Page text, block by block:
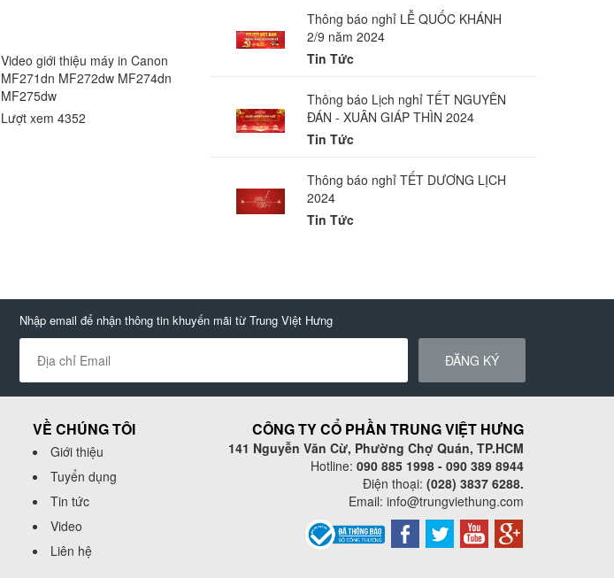
Video giới thiệu máy in Canon
MF271dn MF272dw MF274dn
MF275dw
Lượt xem 4352
Thông báo nghỉ LỄ QUỐC KHÁNH
2/9 năm 2024
Tin Tức
Thông báo Lịch nghỉ TẾT NGUYÊN
ĐÁN - XUÂN GIÁP THÌN 2024
Tin Tức
Thông báo nghỉ TẾT DƯƠNG LỊCH
2024
Tin Tức
Nhập email để nhận thông tin khuyến mãi từ Trung Việt Hưng
ĐĂNG KÝ
VỀ CHÚNG TÔI
Giới thiệu
Tuyển dụng
Tin tức
Video
Liên hệ
CÔNG TY CỔ PHẦN TRUNG VIỆT HƯNG
141 Nguyễn Văn Cừ, Phường Chợ Quán, TP.HCM
Hotline: 090 885 1998 - 090 389 8944
Điện thoại: (028) 3837 6288.
Email: info@trungviethung.com